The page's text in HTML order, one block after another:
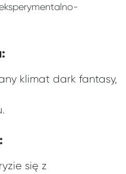
klimat dark fantasy,
się z